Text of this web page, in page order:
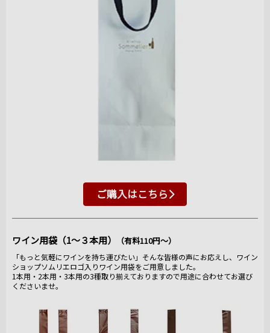
ご購入はこちら
ワイン用袋（1～３本用） （有料110円～）
「もっと気軽にワインを持ち運びたい」そんな皆様の声にお応えし、ワイン
ショップソムリエロゴ入りワイン用袋をご用意しました。
1本用・2本用・3本用の3種取り揃えておりますので用途に合わせてお選び
くださいませ。